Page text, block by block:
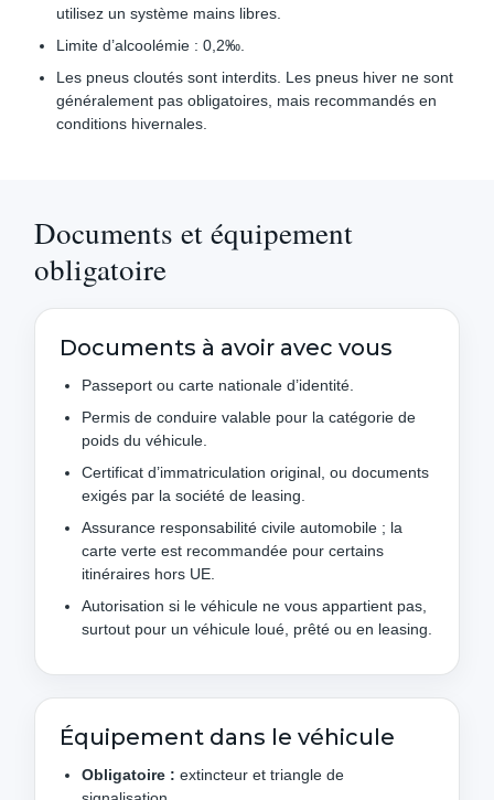
utilisez un système mains libres.
Limite d’alcoolémie : 0,2‰.
Les pneus cloutés sont interdits. Les pneus hiver ne sont
généralement pas obligatoires, mais recommandés en
conditions hivernales.
Documents et équipement
obligatoire
Documents à avoir avec vous
Passeport ou carte nationale d’identité.
Permis de conduire valable pour la catégorie de
poids du véhicule.
Certificat d’immatriculation original, ou documents
exigés par la société de leasing.
Assurance responsabilité civile automobile ; la
carte verte est recommandée pour certains
itinéraires hors UE.
Autorisation si le véhicule ne vous appartient pas,
surtout pour un véhicule loué, prêté ou en leasing.
Équipement dans le véhicule
Obligatoire : extincteur et triangle de